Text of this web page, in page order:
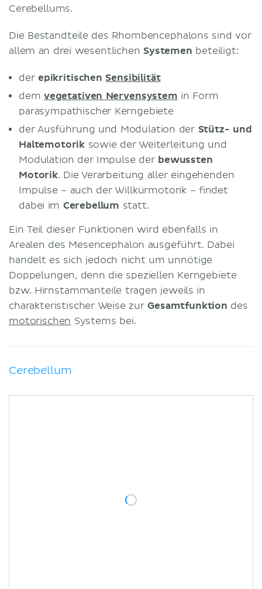
Cerebellums.
Die Bestandteile des Rhombencephalons sind vor
allem an drei wesentlichen Systemen beteiligt:
der epikritischen Sensibilität
dem vegetativen Nervensystem in Form
parasympathischer Kerngebiete
der Ausführung und Modulation der Stütz- und
Haltemotorik sowie der Weiterleitung und
Modulation der Impulse der bewussten
Motorik. Die Verarbeitung aller eingehenden
Impulse – auch der Willkürmotorik – findet
dabei im Cerebellum statt.
Ein Teil dieser Funktionen wird ebenfalls in
Arealen des Mesencephalon ausgeführt. Dabei
handelt es sich jedoch nicht um unnötige
Doppelungen, denn die speziellen Kerngebiete
bzw. Hirnstammanteile tragen jeweils in
charakteristischer Weise zurGesamtfunktion des
motorischen Systems bei.
Cerebellum